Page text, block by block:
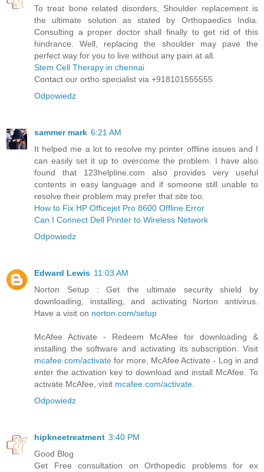
To treat bone related disorders, Shoulder replacement is
the ultimate solution as stated by Orthopaedics India.
Consulting a proper doctor shall finally to get rid of this
hindrance. Well, replacing the shoulder may pave the
perfect way for you to live without any pain at all.
Stem Cell Therapy in chennai
Contact our ortho specialist via +918101555555
Odpowiedz
sammer mark 6:21 AM
It helped me a lot to resolve my printer offline issues and I
can easily set it up to overcome the problem. I have also
found that 123helpline.com also provides very useful
contents in easy language and if someone still unable to
resolve their problem may prefer that site too.
How to Fix HP Officejet Pro 8600 Offline Error
Can I Connect Dell Printer to Wireless Network
Odpowiedz
Edward Lewis 11:03 AM
Norton Setup : Get the ultimate security shield by
downloading, installing, and activating Norton antivirus.
Have a visit on norton.com/setup
McAfee Activate - Redeem McAfee for downloading &
installing the software and activating its subscription. Visit
mcafee.com/activate for more, McAfee Activate - Log in and
enter the activation key to download and install McAfee. To
activate McAfee, visit mcafee.com/activate.
Odpowiedz
hipkneetreatment 3:40 PM
Good Blog
Get Free consultation on Orthopedic problems for ex